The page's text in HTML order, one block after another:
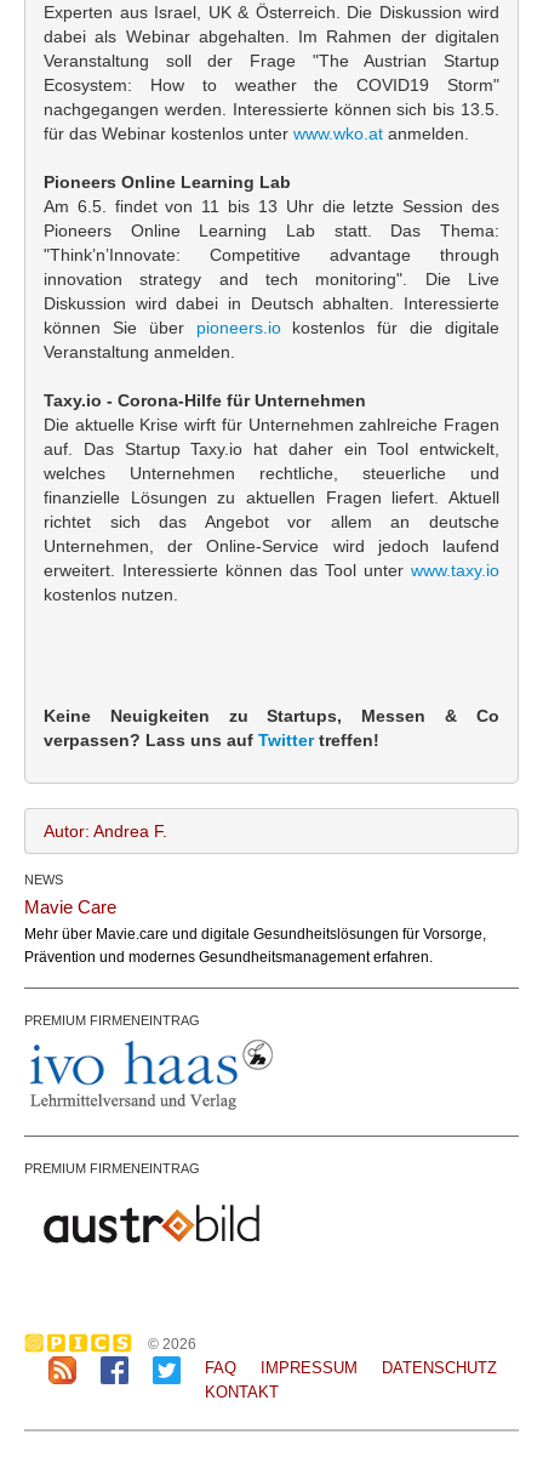
Experten aus Israel, UK & Österreich. Die Diskussion wird
dabei als Webinar abgehalten. Im Rahmen der digitalen
Veranstaltung soll der Frage "The Austrian Startup
Ecosystem: How to weather the COVID19 Storm"
nachgegangen werden. Interessierte können sich bis 13.5.
für das Webinar kostenlos unter www.wko.at anmelden.
Pioneers Online Learning Lab
Am 6.5. findet von 11 bis 13 Uhr die letzte Session des
Pioneers Online Learning Lab statt. Das Thema:
"Think’n’Innovate: Competitive advantage through
innovation strategy and tech monitoring". Die Live
Diskussion wird dabei in Deutsch abhalten. Interessierte
können Sie über pioneers.iokostenlos für die digitale
Veranstaltung anmelden.
Taxy.io - Corona-Hilfe für Unternehmen
Die aktuelle Krise wirft für Unternehmen zahlreiche Fragen
auf. Das Startup Taxy.io hat daher ein Tool entwickelt,
welches Unternehmen rechtliche, steuerliche und
finanzielle Lösungen zu aktuellen Fragen liefert. Aktuell
richtet sich das Angebot vor allem an deutsche
Unternehmen, der Online-Service wird jedoch laufend
erweitert. Interessierte können das Tool unter www.taxy.io
kostenlos nutzen.
Keine Neuigkeiten zu Startups, Messen & Co
verpassen? Lass uns auf Twitter treffen!
Autor: Andrea F.
NEWS
Mavie Care
Mehr über Mavie.care und digitale Gesundheitslösungen für Vorsorge,
Prävention und modernes Gesundheitsmanagement erfahren.
PREMIUM FIRMENEINTRAG
PREMIUM FIRMENEINTRAG
© 2026
FAQ IMPRESSUM
DATENSCHUTZ
KONTAKT